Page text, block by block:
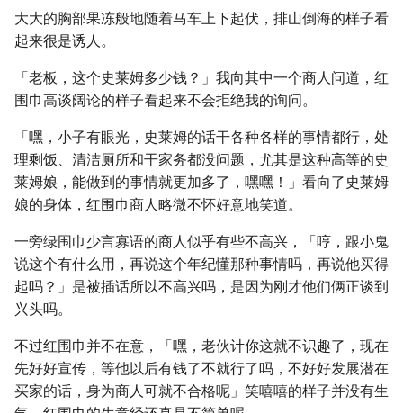
大大的胸部果冻般地随着马车上下起伏，排山倒海的样子看
起来很是诱人。
「老板，这个史莱姆多少钱？」我向其中一个商人问道，红
围巾高谈阔论的样子看起来不会拒绝我的询问。
「嘿，小子有眼光，史莱姆的话干各种各样的事情都行，处
理剩饭、清洁厕所和干家务都没问题，尤其是这种高等的史
莱姆娘，能做到的事情就更加多了，嘿嘿！」看向了史莱姆
娘的身体，红围巾商人略微不怀好意地笑道。
一旁绿围巾少言寡语的商人似乎有些不高兴，「哼，跟小鬼
说这个有什么用，再说这个年纪懂那种事情吗，再说他买得
起吗？」是被插话所以不高兴吗，是因为刚才他们俩正谈到
兴头吗。
不过红围巾并不在意，「嘿，老伙计你这就不识趣了，现在
先好好宣传，等他以后有钱了不就行了吗，不好好发展潜在
买家的话，身为商人可就不合格呢」笑嘻嘻的样子并没有生